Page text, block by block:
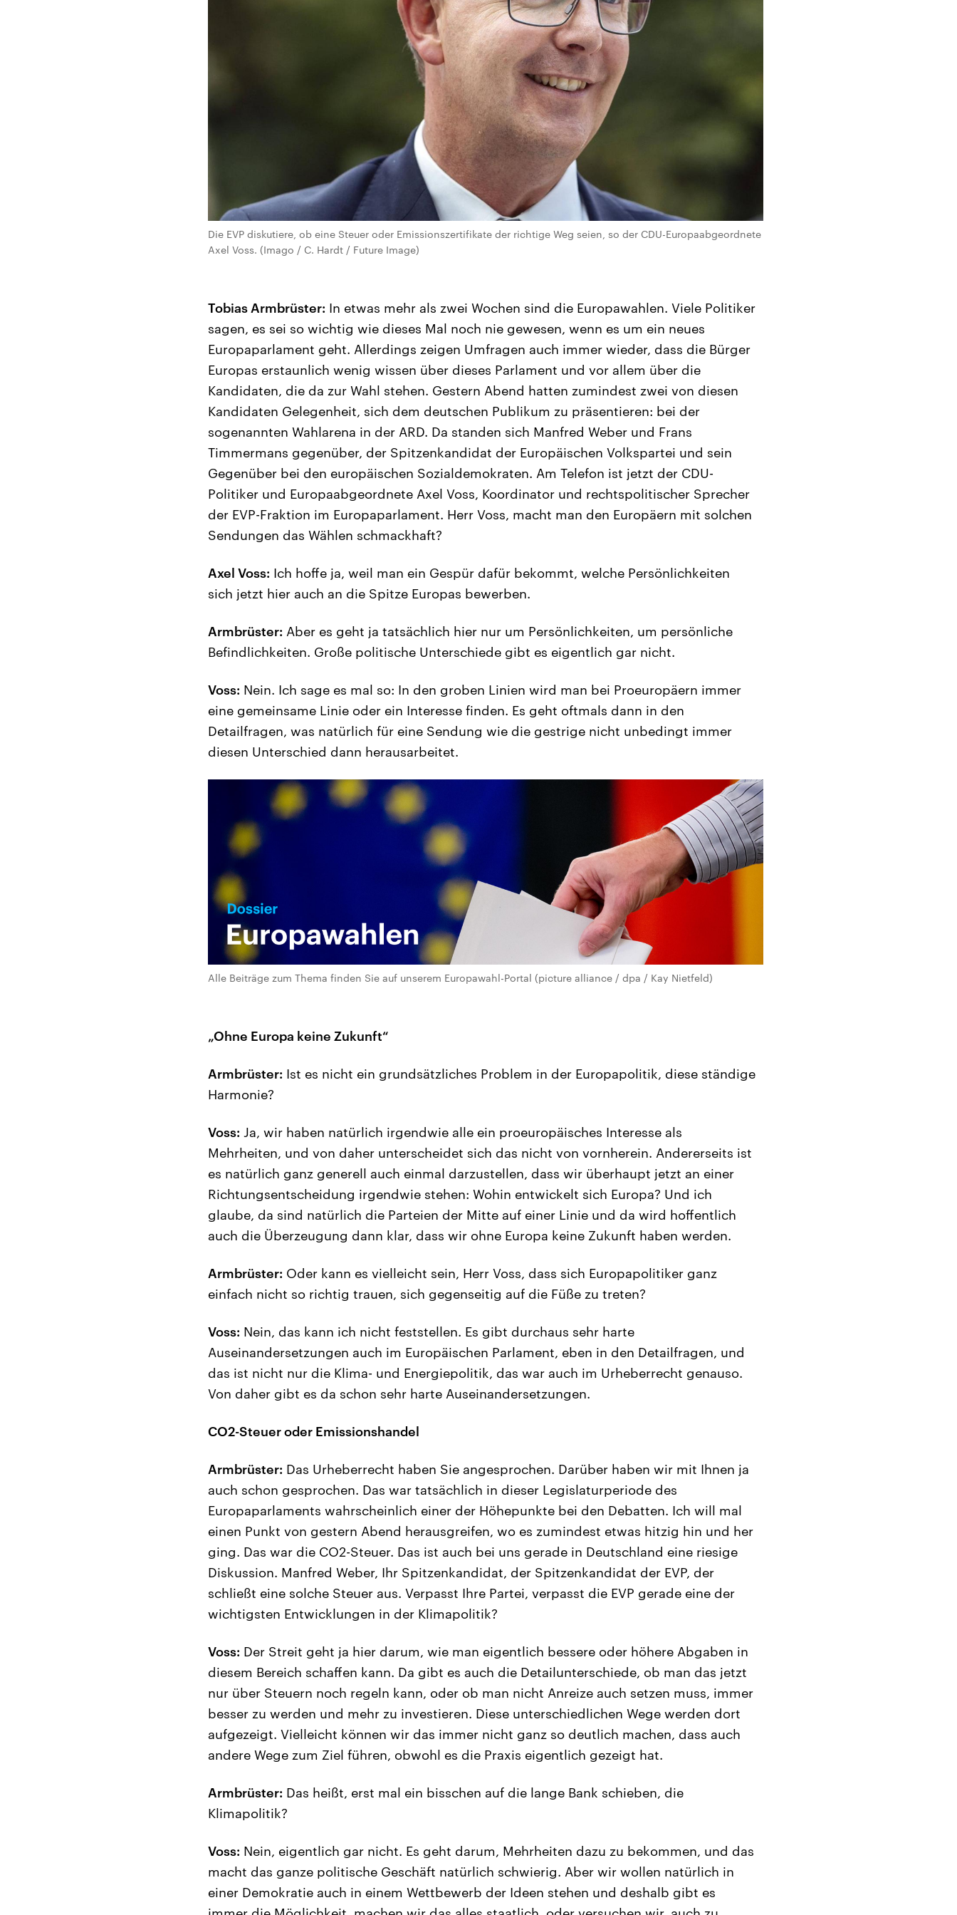
Die EVP diskutiere, ob eine Steuer oder Emissionszertifikate der richtige Weg seien, so der CDU-Europaabgeordnete
Axel Voss. (Imago / C. Hardt / Future Image)
Tobias Armbrüster: In etwas mehr als zwei Wochen sind die Europawahlen. Viele Politiker
sagen, es sei so wichtig wie dieses Mal noch nie gewesen, wenn es um ein neues
Europaparlament geht. Allerdings zeigen Umfragen auch immer wieder, dass die Bürger
Europas erstaunlich wenig wissen über dieses Parlament und vor allem über die
Kandidaten, die da zur Wahl stehen. Gestern Abend hatten zumindest zwei von diesen
Kandidaten Gelegenheit, sich dem deutschen Publikum zu präsentieren: bei der
sogenannten Wahlarena in der ARD. Da standen sich Manfred Weber und Frans
Timmermans gegenüber, der Spitzenkandidat der Europäischen Volkspartei und sein
Gegenüber bei den europäischen Sozialdemokraten. Am Telefon ist jetzt der CDU-
Politiker und Europaabgeordnete Axel Voss, Koordinator und rechtspolitischer Sprecher
der EVP-Fraktion im Europaparlament. Herr Voss, macht man den Europäern mit solchen
Sendungen das Wählen schmackhaft?
Axel Voss: Ich hoffe ja, weil man ein Gespür dafür bekommt, welche Persönlichkeiten
sich jetzt hier auch an die Spitze Europas bewerben.
Armbrüster: Aber es geht ja tatsächlich hier nur um Persönlichkeiten, um persönliche
Befindlichkeiten. Große politische Unterschiede gibt es eigentlich gar nicht.
Voss: Nein. Ich sage es mal so: In den groben Linien wird man bei Proeuropäern immer
eine gemeinsame Linie oder ein Interesse finden. Es geht oftmals dann in den
Detailfragen, was natürlich für eine Sendung wie die gestrige nicht unbedingt immer
diesen Unterschied dann herausarbeitet.
Alle Beiträge zum Thema finden Sie auf unserem Europawahl-Portal (picture alliance / dpa / Kay Nietfeld)
„Ohne Europa keine Zukunft“
Armbrüster: Ist es nicht ein grundsätzliches Problem in der Europapolitik, diese ständige
Harmonie?
Voss: Ja, wir haben natürlich irgendwie alle ein proeuropäisches Interesse als
Mehrheiten, und von daher unterscheidet sich das nicht von vornherein. Andererseits ist
es natürlich ganz generell auch einmal darzustellen, dass wir überhaupt jetzt an einer
Richtungsentscheidung irgendwie stehen: Wohin entwickelt sich Europa? Und ich
glaube, da sind natürlich die Parteien der Mitte auf einer Linie und da wird hoffentlich
auch die Überzeugung dann klar, dass wir ohne Europa keine Zukunft haben werden.
Armbrüster: Oder kann es vielleicht sein, Herr Voss, dass sich Europapolitiker ganz
einfach nicht so richtig trauen, sich gegenseitig auf die Füße zu treten?
Voss: Nein, das kann ich nicht feststellen. Es gibt durchaus sehr harte
Auseinandersetzungen auch im Europäischen Parlament, eben in den Detailfragen, und
das ist nicht nur die Klima- und Energiepolitik, das war auch im Urheberrecht genauso.
Von daher gibt es da schon sehr harte Auseinandersetzungen.
CO2-Steuer oder Emissionshandel
Armbrüster: Das Urheberrecht haben Sie angesprochen. Darüber haben wir mit Ihnen ja
auch schon gesprochen. Das war tatsächlich in dieser Legislaturperiode des
Europaparlaments wahrscheinlich einer der Höhepunkte bei den Debatten. Ich will mal
einen Punkt von gestern Abend herausgreifen, wo es zumindest etwas hitzig hin und her
ging. Das war die CO2-Steuer. Das ist auch bei uns gerade in Deutschland eine riesige
Diskussion. Manfred Weber, Ihr Spitzenkandidat, der Spitzenkandidat der EVP, der
schließt eine solche Steuer aus. Verpasst Ihre Partei, verpasst die EVP gerade eine der
wichtigsten Entwicklungen in der Klimapolitik?
Voss: Der Streit geht ja hier darum, wie man eigentlich bessere oder höhere Abgaben in
diesem Bereich schaffen kann. Da gibt es auch die Detailunterschiede, ob man das jetzt
nur über Steuern noch regeln kann, oder ob man nicht Anreize auch setzen muss, immer
besser zu werden und mehr zu investieren. Diese unterschiedlichen Wege werden dort
aufgezeigt. Vielleicht können wir das immer nicht ganz so deutlich machen, dass auch
andere Wege zum Ziel führen, obwohl es die Praxis eigentlich gezeigt hat.
Armbrüster: Das heißt, erst mal ein bisschen auf die lange Bank schieben, die
Klimapolitik?
Voss: Nein, eigentlich gar nicht. Es geht darum, Mehrheiten dazu zu bekommen, und das
macht das ganze politische Geschäft natürlich schwierig. Aber wir wollen natürlich in
einer Demokratie auch in einem Wettbewerb der Ideen stehen und deshalb gibt es